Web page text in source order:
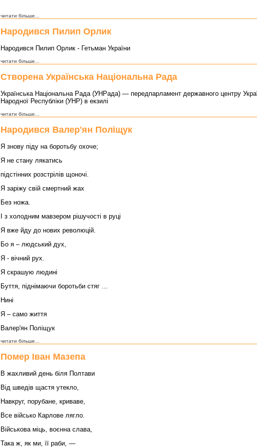
читати більше...
Народився Пилип Орлик
Народився Пилип Орлик - Гетьман України
читати більше...
Створена Українська Національна Рада
Українська Національна Рада (УНРада) — передпарламент державного центру
Народної Республіки (УНР) в екзилі
читати більше...
Народився Валер'ян Поліщук
Я знову піду на боротьбу охоче;
Я не стану лякатись
підстінних розстрілів щоночі.
Я заріжу свій смертний жах
Без ножа.
І з холодним мавзером рішучості в руці
Я вже йду до нових революцій.
Бо я – людський дух,
Я - вічний рух.
Я скрашую людині
Буття, піднімаючи боротьби стяг ...
Нині
Я – само життя
Валер'ян Поліщук
читати більше...
Помер Іван Мазепа
В жахливий день біля Полтави
Від шведів щастя утекло,
Навкруг, порубане, криваве,
Все військо Карлове лягло.
Військова міць, воєнна слава,
Така ж, як ми, її раби, —